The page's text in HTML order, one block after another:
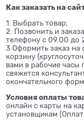
Как заказать на
1. Выбрать товар;
2. Позвонить и
телефону с 09.00 до
3 Оформить заказ на
корзину
вами в рабочие часы
свяжется
окончательного
Условия оплаты
онлайн с карты на
установщикам